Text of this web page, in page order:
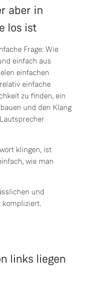
aber in
los ist
Frage: Wie
einfach aus
einfachen
einfache
zu finden, ein
und den Klang
klingen, ist
wie man
und
kompliziert.
links liegen